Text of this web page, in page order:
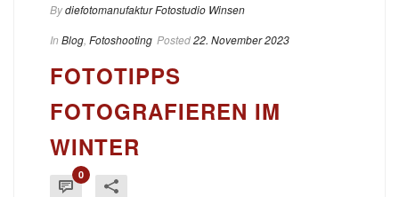
Bydiefotomanufaktur Fotostudio Winsen
In Blog Fotoshooting Posted22. November 2023
FOTOTIPPS
FOTOGRAFIEREN IM
WINTER
0